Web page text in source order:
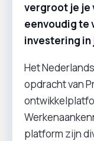
vergroot je je
eenvoudig te
investering in
Het
opdracht van
platform zijn